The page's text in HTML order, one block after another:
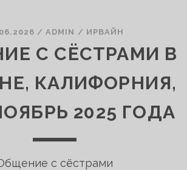
/ADMIN / ИРВАЙН
С СЁСТРАМИ В
КАЛИФОРНИЯ,
2025 ГОДА
с сёстрами